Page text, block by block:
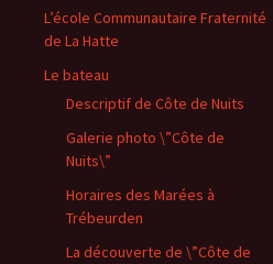
L’école Communautaire Fraternité
de La Hatte
Le bateau
Descriptif de Côte de Nuits
Galerie photo \”Côte de
Nuits\”
Horaires des Marées à
Trébeurden
La découverte de \”Côte de